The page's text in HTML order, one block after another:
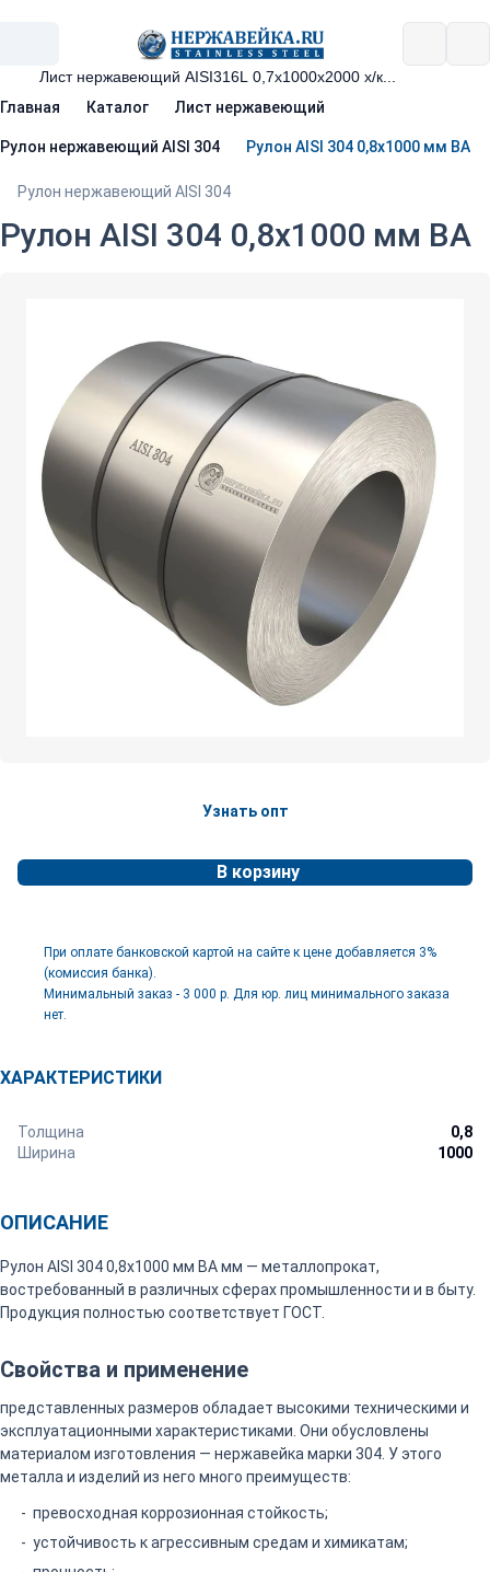
Главная Каталог Лист нержавеющий
Рулон нержавеющий AISI 304 Рулон AISI 304 0,8х1000 мм BA
Рулон нержавеющий AISI 304
Рулон AISI 304 0,8х1000 мм BA
Узнать опт
В корзину
При оплате банковской картой на сайте к цене добавляется 3%
(комиссия банка).
Минимальный заказ - 3 000 р. Для юр. лиц минимального заказа
нет.
ХАРАКТЕРИСТИКИ
Толщина
0,8
Ширина
1000
ОПИСАНИЕ
Рулон AISI 304 0,8х1000 мм BA мм — металлопрокат,
востребованный в различных сферах промышленности и в быту.
Продукция полностью соответствует ГОСТ.
Свойства и применение
представленных размеров обладает высокими техническими и
эксплуатационными характеристиками. Они обусловлены
материалом изготовления — нержавейка марки 304. У этого
металла и изделий из него много преимуществ:
превосходная коррозионная стойкость;
устойчивость к агрессивным средам и химикатам;